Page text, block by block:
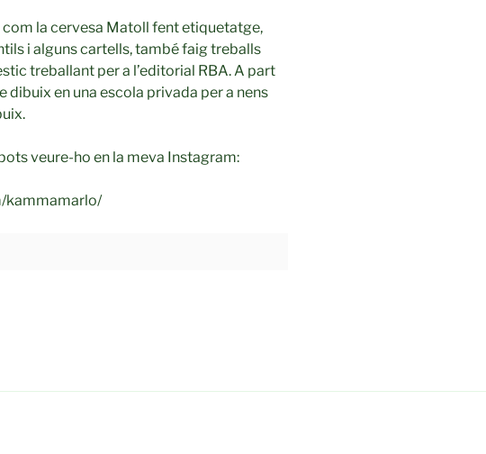
la cervesa Matoll fent etiquetatge,
i alguns cartells, també faig treballs
treballant per a l’editorial RBA. A part
dibuix en una escola privada per a nens
veure-ho en la meva Instagram:
kammamarlo/